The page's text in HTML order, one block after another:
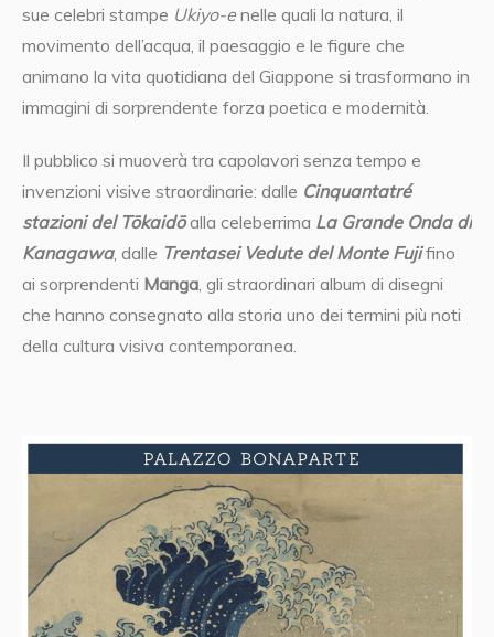
sue celebri stampe Ukiyo-enelle quali la natura, il
movimento dell’acqua, il paesaggio e le figure che
animano la vita quotidiana del Giappone si trasformano in
immagini di sorprendente forza poetica e modernità.
Il pubblico si muoverà tra capolavori senza tempo e
invenzioni visive straordinarie: dalle Cinquantatré
stazioni del Tōkaidōalla celeberrima La Grande Onda di
Kanagawa, dalle Trentasei Vedute del Monte Fujifino
ai sorprendenti Manga, gli straordinari album di disegni
che hanno consegnato alla storia uno dei termini più noti
della cultura visiva contemporanea.